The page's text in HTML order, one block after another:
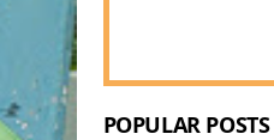
POPULAR POSTS